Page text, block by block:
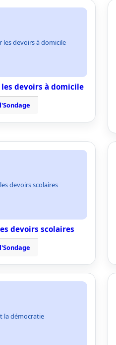
les devoirs à domicile
devoirs à domicile
devoirs scolaires
devoirs scolaires
la démocratie